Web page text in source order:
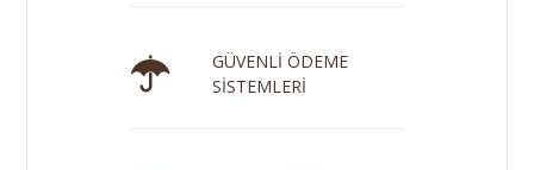
GÜVENLİ ÖDEME
SİSTEMLERİ